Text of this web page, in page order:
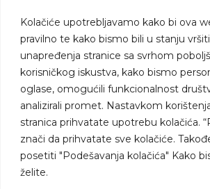
Kolačiće upotrebljavamo kako bi ova
pravilno te kako bismo bili u stanju
unapređenja stranice sa svrhom
korisničkog iskustva, kako bismo
oglase, omogućili funkcionalnost
analizirali promet. Nastavkom
stranica prihvatate upotrebu kolačića.
znači da prihvatate sve kolačiće.
posetiti "Podešavanja kolačića" Kako
želite.
Svet poljoprivrede
Marketing usluge
Tražimo saradnike
Kontakt
Kontakt